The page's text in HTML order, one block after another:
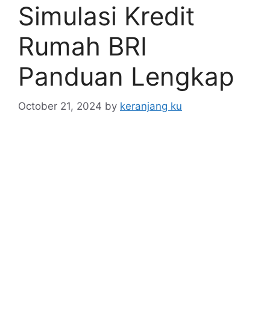
Simulasi Kredit
Rumah BRI
Panduan Lengkap
October 21, 2024 by keranjang ku